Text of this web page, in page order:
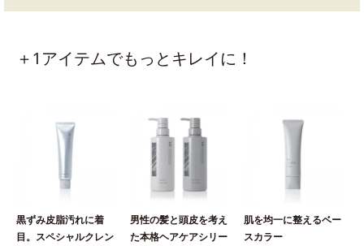
＋1アイテムでもっとキレイに！
黒ずみ皮脂汚れに着
目。スペシャルクレン
男性の髪と頭皮を考え
た本格ヘアケアシリー
肌を均一に整えるベー
スカラー